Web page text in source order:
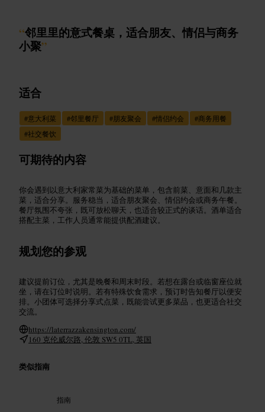
“邻里里的意式餐桌，适合朋友、情侣与商务
小聚”
适合
#意大利菜 #邻里餐厅 #朋友聚会 #情侣约会 #商务用餐
#社交餐饮
可期待的内容
你会遇到以意大利家常菜为基础的菜单，包含前菜、意面和几款主
菜，适合分享。服务稳当，适合朋友聚会、情侣约会或商务午餐。
餐厅氛围不夸张，既可放松聊天，也适合较正式的谈话。酒单适合
搭配主菜，工作人员通常能提供配酒建议。
规划您的参观
建议提前订位，尤其是晚餐和周末时段。若想在露台或临窗座位就
坐，请在订位时说明。若有特殊饮食需求，预订时告知餐厅以便安
排。小团体可选择分享式点菜，既能尝试更多菜品，也更适合社交
交流。
https://laterrazzakensington.com/
160 克伦威尔路, 伦敦 SW5 0TL, 英国
类似指南
指南